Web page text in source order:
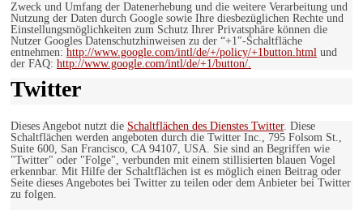
Zweck und Umfang der Datenerhebung und die weitere Verarbeitung und
Nutzung der Daten durch Google sowie Ihre diesbezüglichen Rechte und
Einstellungsmöglichkeiten zum Schutz Ihrer Privatsphäre können die
Nutzer Googles Datenschutzhinweisen zu der “+1″-Schaltfläche
entnehmen: http://www.google.com/intl/de/+/policy/+1button.html und
der FAQ: http://www.google.com/intl/de/+1/button/.
Twitter
Dieses Angebot nutzt die Schaltflächen des Dienstes Twitter. Diese
Schaltflächen werden angeboten durch die Twitter Inc., 795 Folsom St.,
Suite 600, San Francisco, CA 94107, USA. Sie sind an Begriffen wie
"Twitter" oder "Folge", verbunden mit einem stillisierten blauen Vogel
erkennbar. Mit Hilfe der Schaltflächen ist es möglich einen Beitrag oder
Seite dieses Angebotes bei Twitter zu teilen oder dem Anbieter bei Twitter
zu folgen.